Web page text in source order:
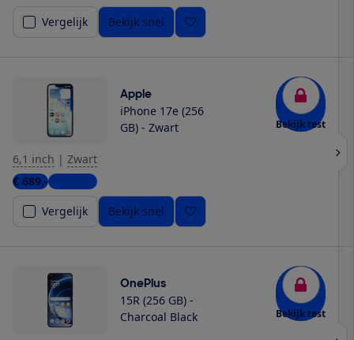
Vergelijk Bekijk snel
Apple
iPhone 17e (256
GB) - Zwart
Bekijk test
6,1 inch | Zwart
€ 689,-4 winkels
Vergelijk
Bekijk snel
OnePlus
15R (256 GB) -
Charcoal Black
Bekijk test